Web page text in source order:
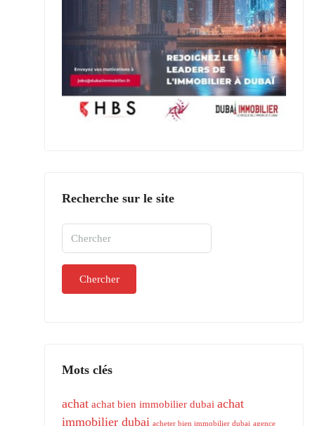
Recherche sur le site
Chercher
Mots clés
achat achat bien immobilier dubai achat
immobilier dubai acheter bien immobilier dubai agence